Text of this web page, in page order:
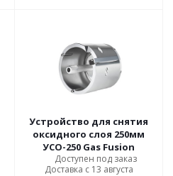
Устройство для снятия
оксидного слоя 250мм
УСО-250 Gas Fusion
Доступен под заказ
Доставка с 13 августа